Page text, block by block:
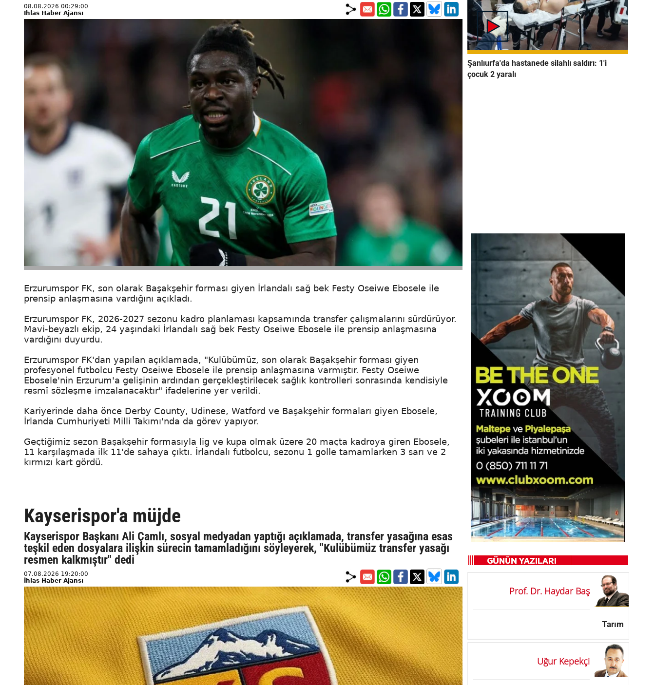
08.08.2026 00:29:00
İhlas Haber Ajansı
Erzurumspor FK, son olarak Başakşehir forması giyen İrlandalı sağ bek Festy Oseiwe Ebosele ile
prensip anlaşmasına vardığını açıkladı.
Erzurumspor FK, 2026-2027 sezonu kadro planlaması kapsamında transfer çalışmalarını sürdürüyor.
Mavi-beyazlı ekip, 24 yaşındaki İrlandalı sağ bek Festy Oseiwe Ebosele ile prensip anlaşmasına
vardığını duyurdu.
Erzurumspor FK'dan yapılan açıklamada, "Kulübümüz, son olarak Başakşehir forması giyen
profesyonel futbolcu Festy Oseiwe Ebosele ile prensip anlaşmasına varmıştır. Festy Oseiwe
Ebosele'nin Erzurum'a gelişinin ardından gerçekleştirilecek sağlık kontrolleri sonrasında kendisiyle
resmî sözleşme imzalanacaktır" ifadelerine yer verildi.
Kariyerinde daha önce Derby County, Udinese, Watford ve Başakşehir formaları giyen Ebosele,
İrlanda Cumhuriyeti Milli Takımı'nda da görev yapıyor.
Geçtiğimiz sezon Başakşehir formasıyla lig ve kupa olmak üzere 20 maçta kadroya giren Ebosele,
11 karşılaşmada ilk 11'de sahaya çıktı. İrlandalı futbolcu, sezonu 1 golle tamamlarken 3 sarı ve 2
kırmızı kart gördü.
Kayserispor'a müjde
Kayserispor Başkanı Ali Çamlı, sosyal medyadan yaptığı açıklamada, transfer yasağına esas
teşkil eden dosyalara ilişkin sürecin tamamladığını söyleyerek, "Kulübümüz transfer yasağı
resmen kalkmıştır" dedi
07.08.2026 19:20:00
İhlas Haber Ajansı
Şanlıurfa'da hastanede silahlı saldırı: 1'i
çocuk 2 yaralı
Prof. Dr. Haydar Baş
Tarım
Uğur Kepekçi